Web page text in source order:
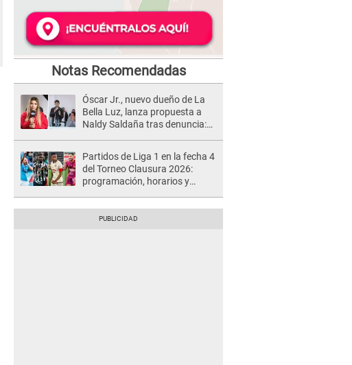
Notas Recomendadas
Óscar Jr., nuevo dueño de La
Bella Luz, lanza propuesta a
Naldy Saldaña tras denuncia:
Partidos de Liga 1 en la fecha 4
del Torneo Clausura 2026:
programación, horarios y